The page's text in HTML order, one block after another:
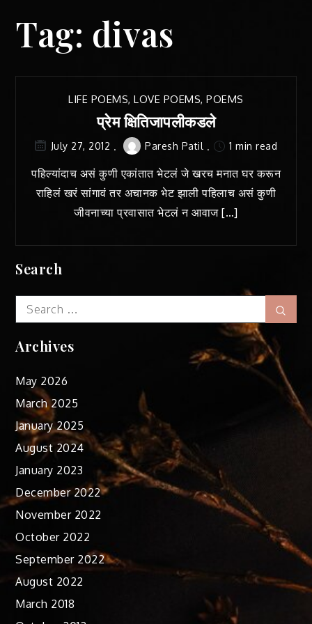
Tag: divas
LIFE POEMS,LOVE POEMS,POEMS
प्रेम क्षितिजापलीकडले
July 27, 2012 Paresh Patil 1 min read
पहिल्यांदाच असं कुणी एकांतात भेटलं जे खरच मनात घर करून
राहिलं खरं सांगावं तर अचानक भेट झाली पहिलाच असं कुणी
जीवनाच्या प्रवासात भेटलं न आवाज […]
Search
Search
for:
Archives
May 2026
March 2025
January 2025
August 2024
January 2023
December 2022
November 2022
October 2022
September 2022
August 2022
March 2018